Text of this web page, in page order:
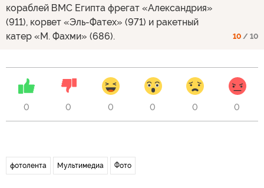
кораблей ВМС Египта фрегат «Александрия»
(911), корвет «Эль-Фатех» (971) и ракетный
катер «М. Фахми» (686).
10 / 10
0 0 0 0 0 0
фотолента Мультимедиа Фото